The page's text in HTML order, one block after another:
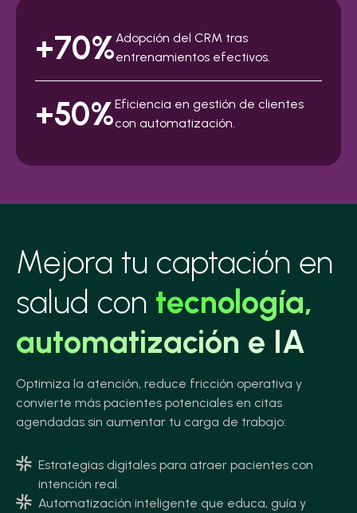
+70%Adopción del CRM tras
entrenamientos efectivos.
+50%Eficiencia en gestión de clientes
con automatización.
Mejora tu captación en
salud con tecnología,
automatización e IA
Optimiza la atención, reduce fricción operativa y
convierte más pacientes potenciales en citas
agendadas sin aumentar tu carga de trabajo:
Estrategias digitales para atraer pacientes con
intención real.
Automatización inteligente que educa, guía y